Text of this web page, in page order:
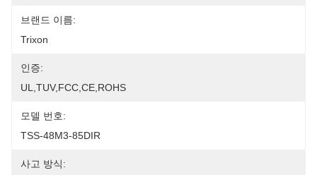
브랜드 이름:
Trixon
인증:
UL,TUV,FCC,CE,ROHS
모델 번호:
TSS-48M3-85DIR
사고 방식: